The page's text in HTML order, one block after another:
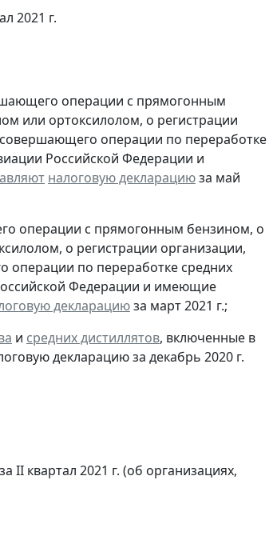
2021 г.
операции с прямогонным
или ортоксилолом, о регистрации
операции по переработке
Российской Федерации и
налоговую декларациюза май
операции с прямогонным бензином, о
о регистрации организации,
по переработке средних
Федерации и имеющие
декларациюза март 2021 г.;
и средних дистиллятов, включенные в
декларацию за декабрь 2020 г.
II квартал 2021 г. (об организациях,